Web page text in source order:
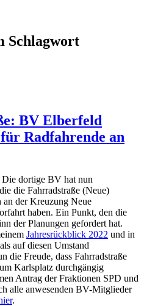
Schlagwort
BV Elberfeld
Radfahrende an
dortige BV hat nun
die Fahrradstraße (Neue)
an der Kreuzung Neue
haben. Ein Punkt, den die
der Planungen gefordert hat.
Jahresrückblick 2022 und in
auf diesen Umstand
die Freude, dass Fahrradstraße
Karlsplatz durchgängig
Antrag der Fraktionen SPD und
alle anwesenden BV-Mitglieder
.